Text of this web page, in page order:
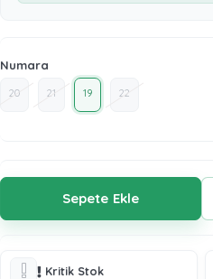
Numara
20 21 19 22
Kritik Stok